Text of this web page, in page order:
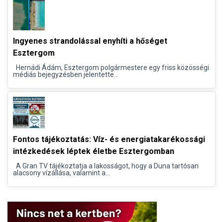
Ingyenes strandolással enyhíti a hőséget
Esztergom
Hernádi Ádám, Esztergom polgármestere egy friss közösségi
médiás bejegyzésben jelentette...
Fontos tájékoztatás: Víz- és energiatakarékossági
intézkedések léptek életbe Esztergomban
A Gran TV tájékoztatja a lakosságot, hogy a Duna tartósan
alacsony vízállása, valamint a...